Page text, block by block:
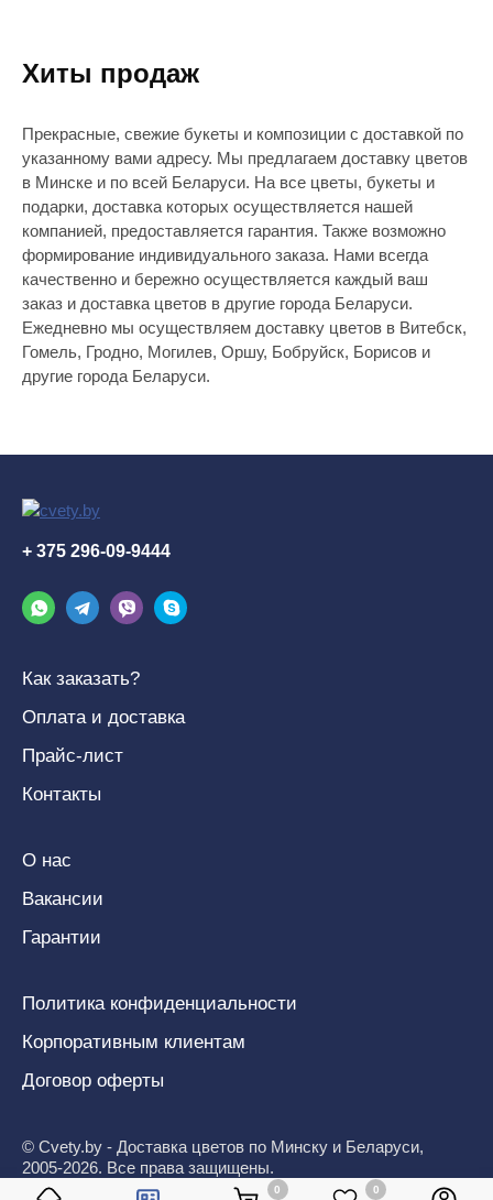
Хиты продаж
Прекрасные, свежие букеты и композиции с доставкой по
указанному вами адресу. Мы предлагаем доставку цветов
в Минске и по всей Беларуси. На все цветы, букеты и
подарки, доставка которых осуществляется нашей
компанией, предоставляется гарантия. Также возможно
формирование индивидуального заказа. Нами всегда
качественно и бережно осуществляется каждый ваш
заказ и доставка цветов в другие города Беларуси.
Ежедневно мы осуществляем доставку цветов в Витебск,
Гомель, Гродно, Могилев, Оршу, Бобруйск, Борисов и
другие города Беларуси.
Как заказать?
Оплата и доставка
Прайс-лист
Контакты
О нас
Вакансии
Гарантии
Политика конфиденциальности
Корпоративным клиентам
Договор оферты
+ 375 296-09-9444
© Cvety.by - Доставка цветов по Минску и Беларуси,
2005-2026. Все права защищены.
0 0